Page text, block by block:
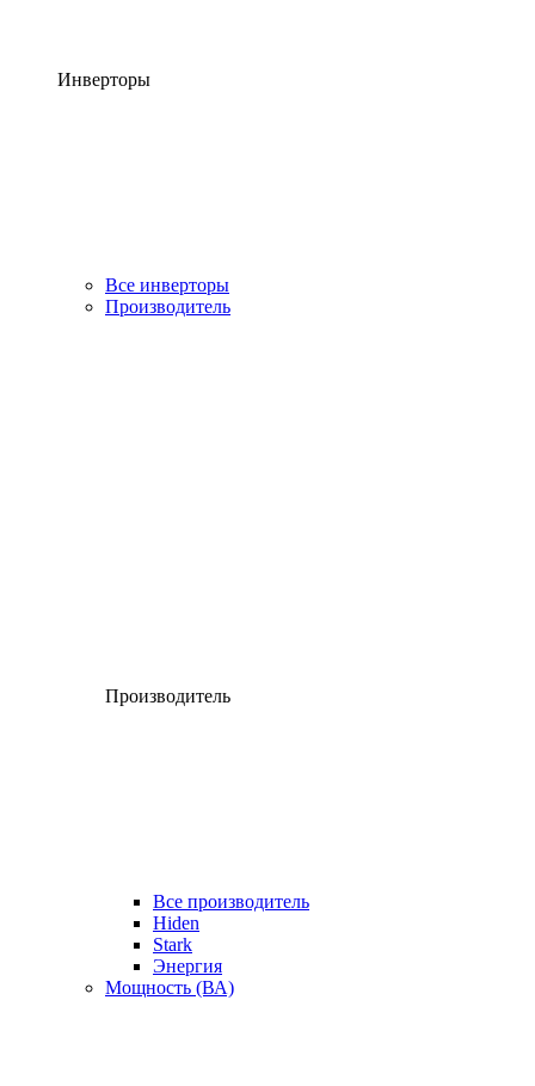
Инверторы
Все инверторы
Производитель
Производитель
Все производитель
Hiden
Stark
Энергия
Мощность (ВА)